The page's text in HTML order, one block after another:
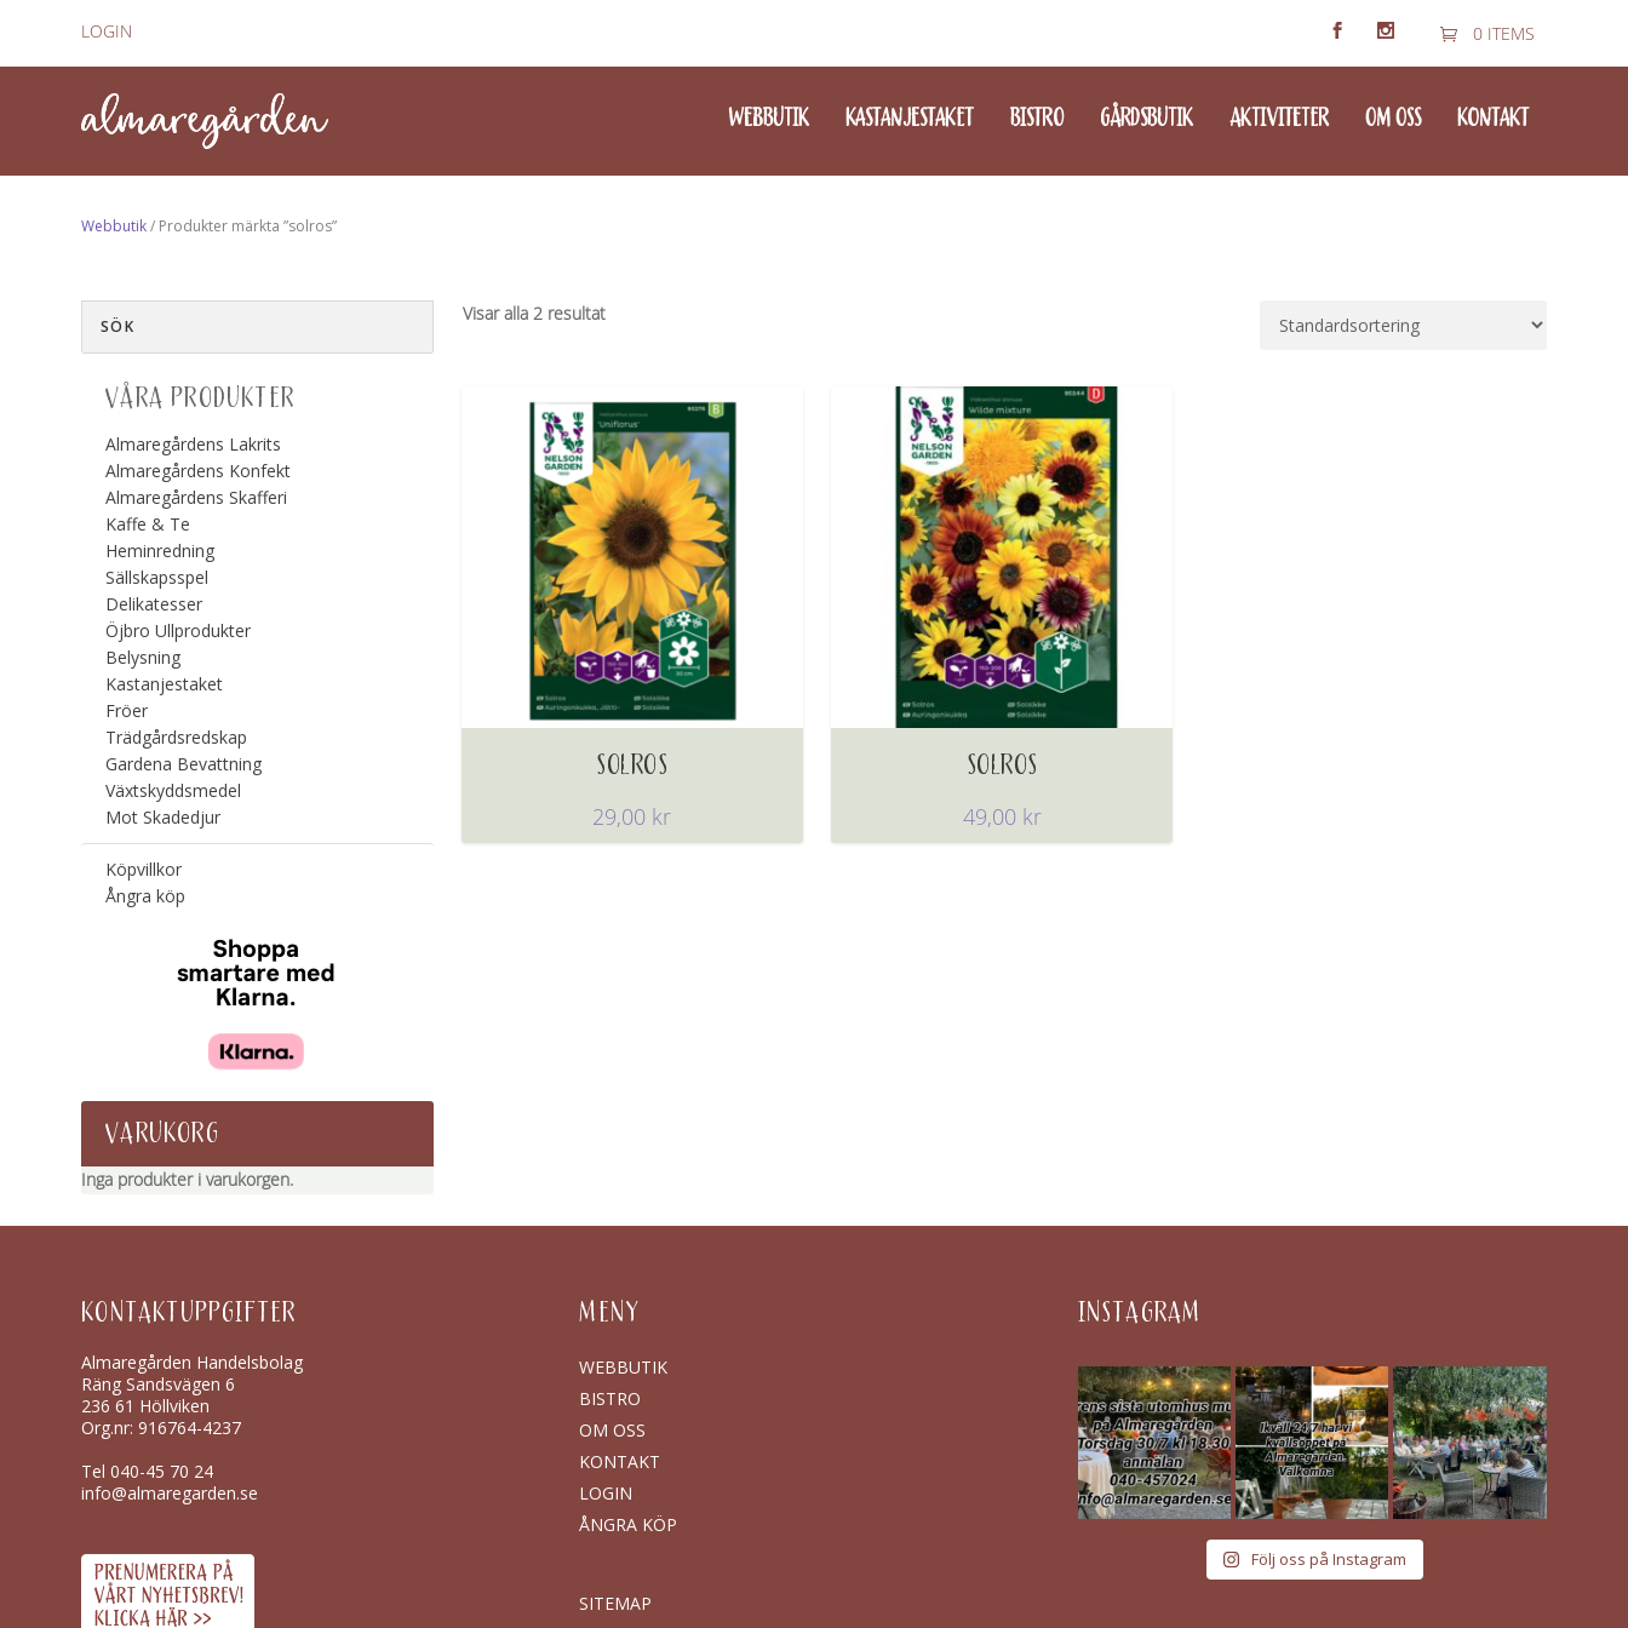
LOGIN 0 ITEMS
WEBBUTIK KASTANJESTAKET BISTRO GÅRDSBUTIK AKTIVITETER OM OSS KONTAKT
Webbutik/ Produkter märkta ”solros”
Visar alla 2 resultat
SOLROS
29,00 kr
SOLROS
49,00 kr
VÅRA PRODUKTER
Almaregårdens Lakrits
Almaregårdens Konfekt
Almaregårdens Skafferi
Kaffe & Te
Heminredning
Sällskapsspel
Delikatesser
Öjbro Ullprodukter
Belysning
Kastanjestaket
Fröer
Trädgårdsredskap
Gardena Bevattning
Växtskyddsmedel
Mot Skadedjur
Köpvillkor
Ångra köp
VARUKORG
Inga produkter i varukorgen.
KONTAKTUPPGIFTER
Almaregården Handelsbolag
Räng Sandsvägen 6
236 61 Höllviken
Org.nr: 916764-4237
Tel040-45 70 24
info@almaregarden.se
MENY
WEBBUTIK
BISTRO
OM OSS
KONTAKT
LOGIN
ÅNGRA KÖP
SITEMAP
INSTAGRAM
Följ oss på Instagram